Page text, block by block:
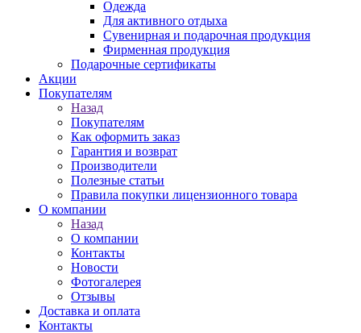
Одежда
Для активного отдыха
Сувенирная и подарочная продукция
Фирменная продукция
Подарочные сертификаты
Акции
Покупателям
Назад
Покупателям
Как оформить заказ
Гарантия и возврат
Производители
Полезные статьи
Правила покупки лицензионного товара
О компании
Назад
О компании
Контакты
Новости
Фотогалерея
Отзывы
Доставка и оплата
Контакты